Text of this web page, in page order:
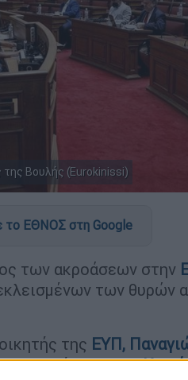
της Βουλής (Eurokinissi)
το ΕΘΝΟΣ στη Google
των ακροάσεων στην
των θυρών
της ΕΥΠ,
τον